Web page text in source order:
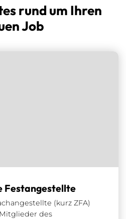
rund um Ihren
Job
Festangestellte
(kurz ZFA)
des